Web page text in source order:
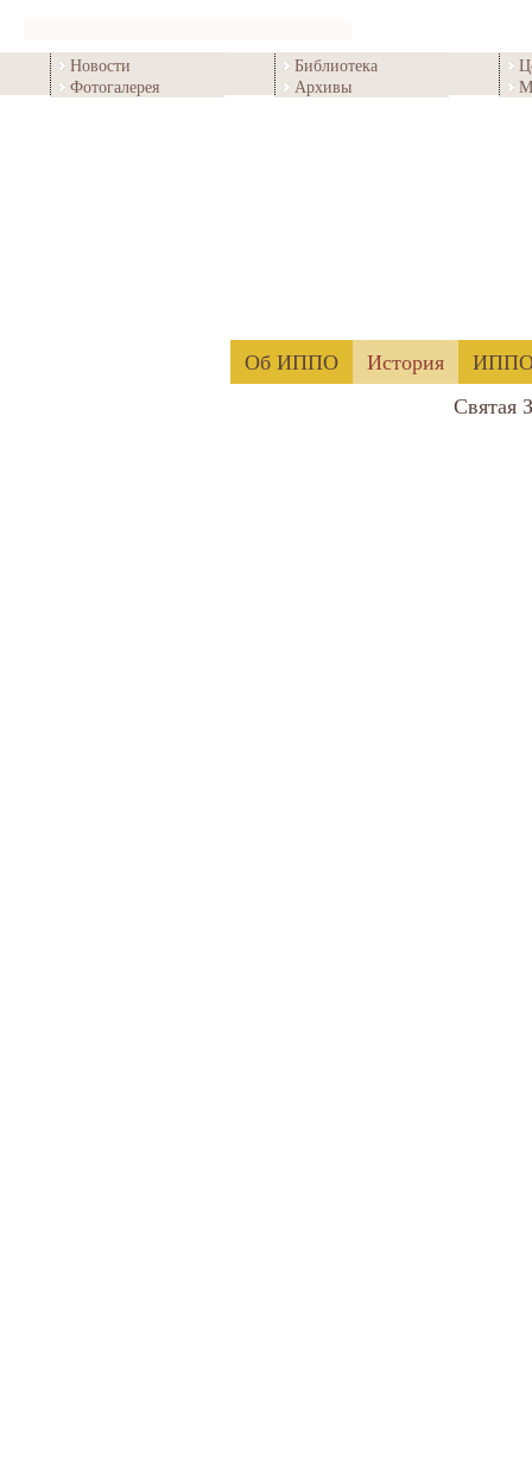
Новости
Фотогалерея
Библиотека
Архивы
Об ИППО История
ИППО
Святая